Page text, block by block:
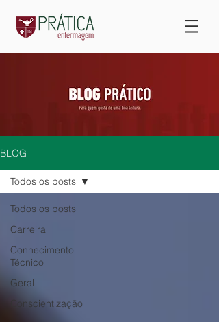
BLOG
Todos os posts
Carreira
Conhecimento
Técnico
Geral
Conscientização
Todos os posts